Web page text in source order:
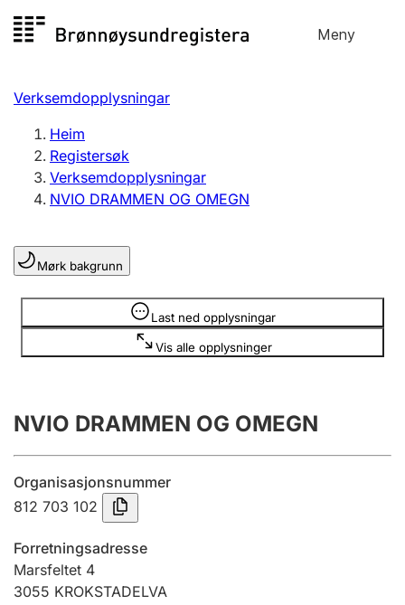
til
Meny
Registersøk
Aksjeselskap
Enkeltpersonføretak
Registrere, endre, slette
Lag og foreining
Registrere, endre, slette
Årsrekneskap
Innsending og forseinkingsgebyr
Tinglysing
Jeger
Verksemdopplysningar
Heim
Registersøk
Verksemdopplysningar
NVIO DRAMMEN OG OMEGN
Mørk bakgrunn
Last ned opplysningar
Vis alle opplysninger
Opplysninger er skjult
NVIO DRAMMEN OG OMEGN
Organisasjonsnummer
812 703 102
Forretningsadresse
Marsfeltet 4
3055 KROKSTADELVA